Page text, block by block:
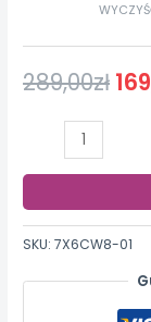
289,00zł
JAYSUING
w
płynie
SKU:7X6CW8-01